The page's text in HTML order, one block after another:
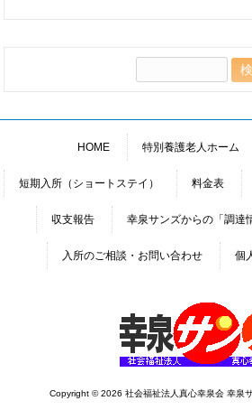
HOME 特別養護老人ホーム
短期入所（ショートステイ） 料金表
収支報告 幸泉サンズからの「調達
入所のご相談・お問い合わせ 個
Copyright © 2026 社会福祉法人真心幸泉会 幸泉